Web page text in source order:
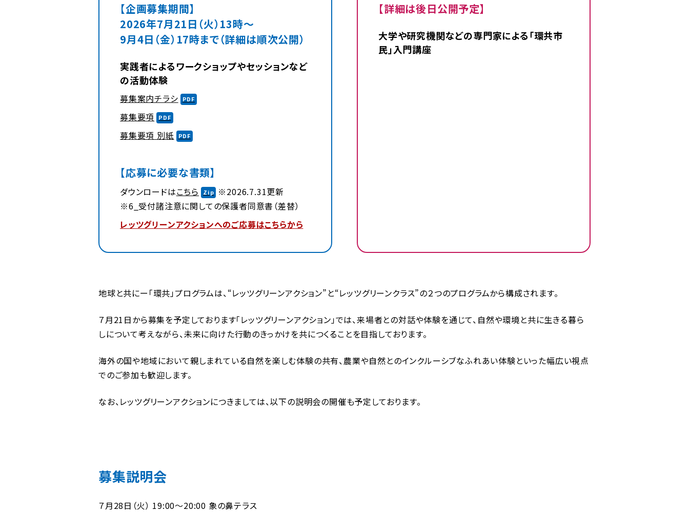
【企画募集期間】
2026年7月21日（火）13時～
9月4日（金）17時まで（詳細は順次公開）
実践者によるワークショップやセッションなど
の活動体験
募集案内チラシ（新規タブでPDFが開きます）
募集要項 （新規タブでPDFが開きます）
募集要項 別紙（新規タブでPDFが開きます）
【応募に必要な書類】
ダウンロードはこちら
※2026.7.31更新
※6_受付諸注意に関しての保護者同意書（差替）
レッツグリーンアクションへのご応募はこちらから
【詳細は後日公開予定】
大学や研究機関などの専門家による「環共市
民」入門講座
地球と共にー「環共」プログラムは、“レッツグリーンアクション”と“レッツグリーンクラス”の２つのプログラムから構成されます。
７月21日から募集を予定しております「レッツグリーンアクション」では、来場者との対話や体験を通じて、自然や環境と共に生きる暮ら
しについて考えながら、未来に向けた行動のきっかけを共につくることを目指しております。
海外の国や地域において親しまれている自然を楽しむ体験の共有、農業や自然とのインクルーシブなふれあい体験といった幅広い視点
でのご参加も歓迎します。
なお、レッツグリーンアクションにつきましては、以下の説明会の開催も予定しております。
募集説明会
７月28日（火） 19:00～20:00 象の鼻テラス